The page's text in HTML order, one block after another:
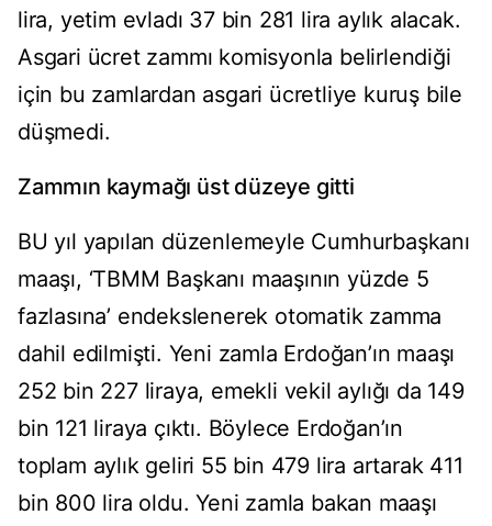
lira, yetim evladı 37 bin 281 lira aylık alacak.
Asgari ücret zammı komisyonla belirlendiği
için bu zamlardan asgari ücretliye kuruş bile
düşmedi.
Zammın kaymağı üst düzeye gitti
BU yıl yapılan düzenlemeyle Cumhurbaşkanı
maaşı, ‘TBMM Başkanı maaşının yüzde 5
fazlasına’ endekslenerek otomatik zamma
dahil edilmişti. Yeni zamla Erdoğan’ın maaşı
252 bin 227 liraya, emekli vekil aylığı da 149
bin 121 liraya çıktı. Böylece Erdoğan’ın
toplam aylık geliri 55 bin 479 lira artarak 411
bin 800 lira oldu. Yeni zamla bakan maaşı